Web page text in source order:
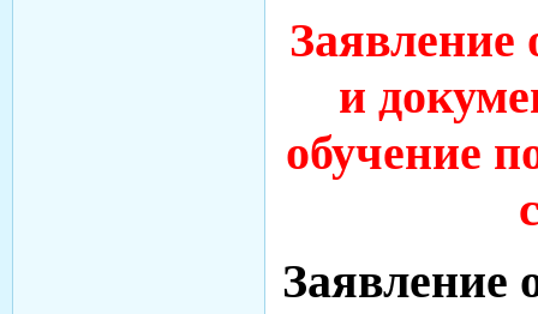
Заявление
и
обучение
Заявление